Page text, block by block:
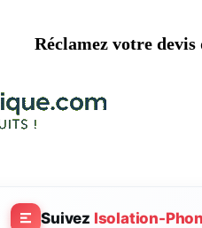
Réclamez votre
Suivez Isolation-